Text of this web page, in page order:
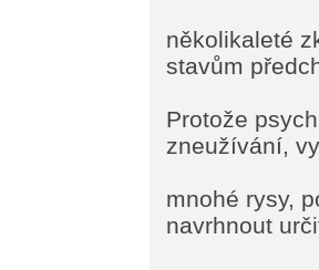
několikaleté
stavům
Protože
zneužívání,
mnohé rysy,
navrhnout